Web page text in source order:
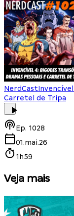
NerdCast
Carretel de Tripa
Ep. 1028
01.mai.26
1h59
Veja mais